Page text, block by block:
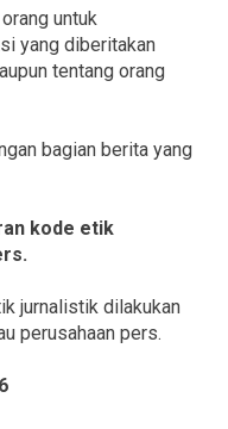
untuk
yang diberitakan
tentang orang
bagian berita yang
kode etik
jurnalistik dilakukan
perusahaan pers.